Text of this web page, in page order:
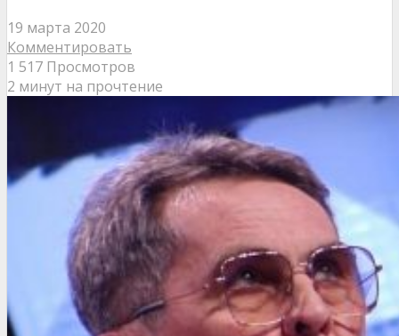
19 марта 2020
Комментировать
1 517 Просмотров
2 минут на прочтение